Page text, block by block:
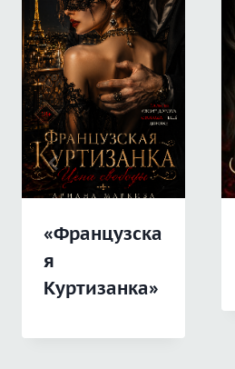
«Французска
я
Куртизанка»